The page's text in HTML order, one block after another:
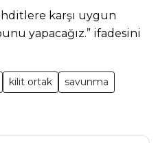
karşı uygun
yapacağız.” ifadesini
kilit ortak
savunma